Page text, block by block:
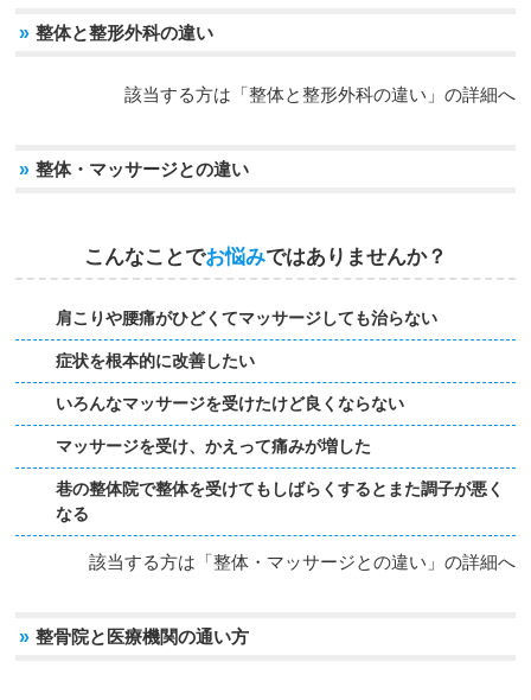
» 整体と整形外科の違い
該当する方は「整体と整形外科の違い」の詳細へ
» 整体・マッサージとの違い
こんなことでお悩みではありませんか？
肩こりや腰痛がひどくてマッサージしても治らない
症状を根本的に改善したい
いろんなマッサージを受けたけど良くならない
マッサージを受け、かえって痛みが増した
巷の整体院で整体を受けてもしばらくするとまた調子が悪く
なる
該当する方は「整体・マッサージとの違い」の詳細へ
» 整骨院と医療機関の通い方